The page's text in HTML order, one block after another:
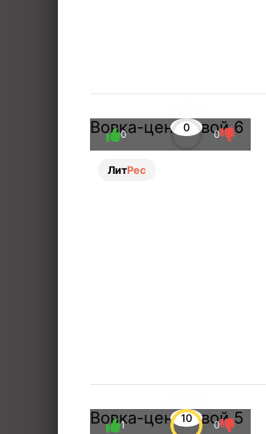
Вовка-центровой 6
ЛитРес
0
0 0
Вовка-центровой 5
10
1 0